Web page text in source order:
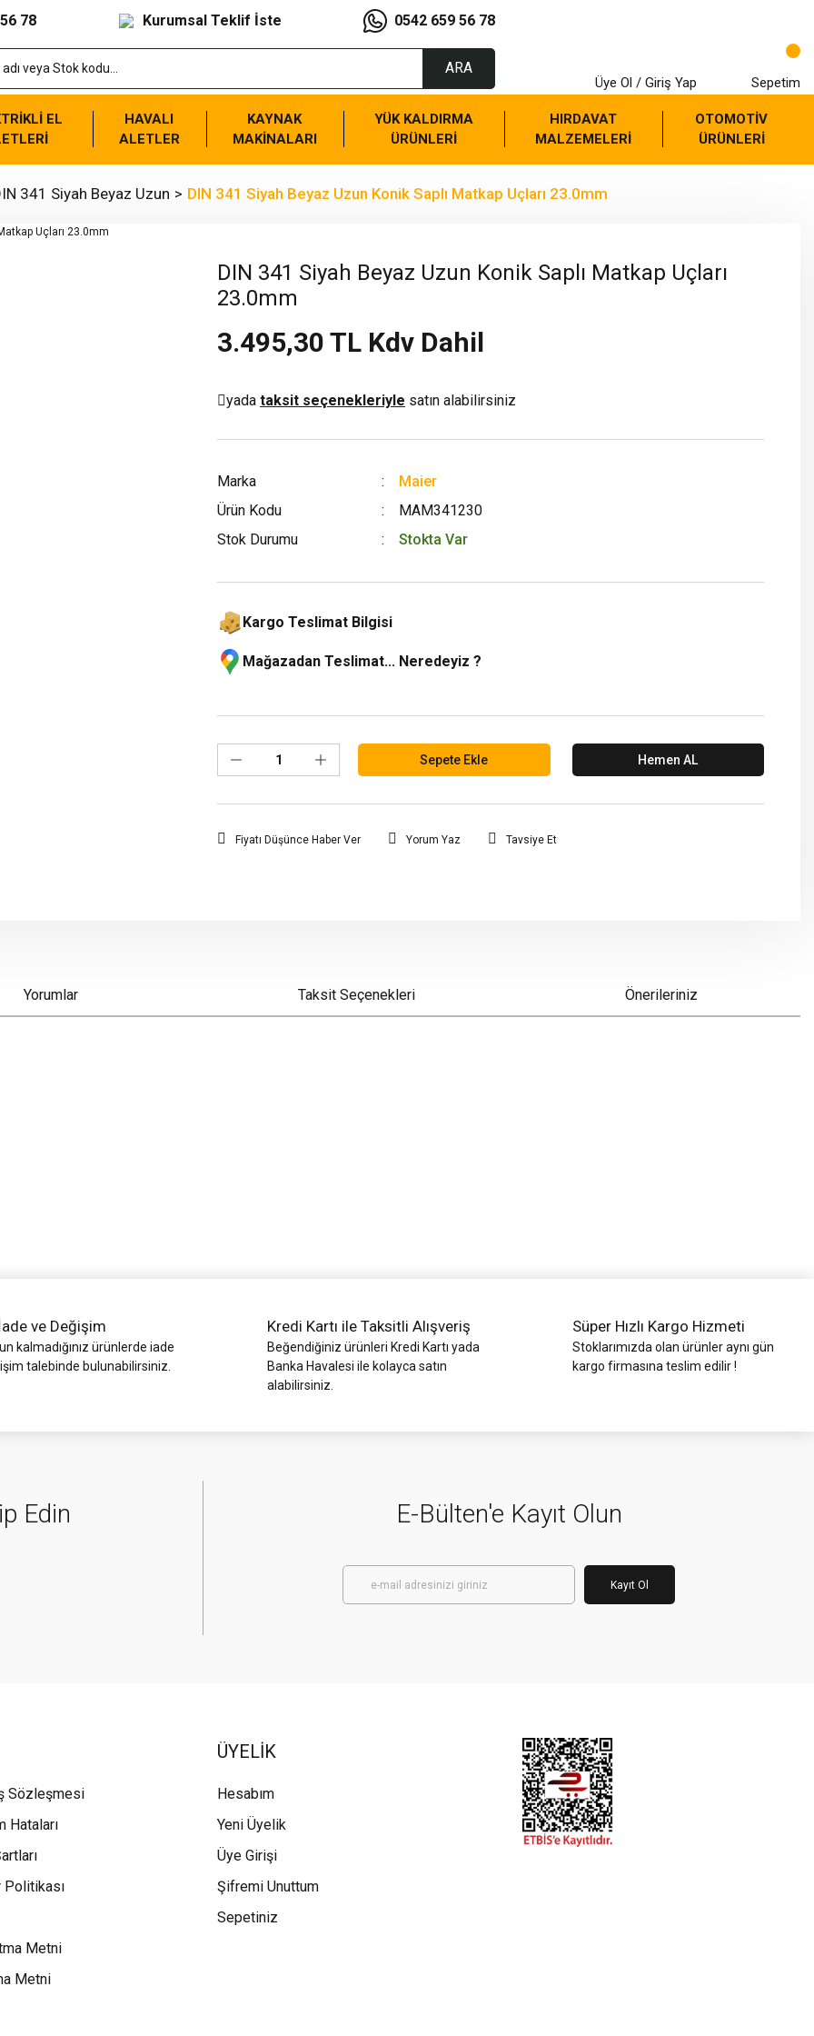
78 Kurumsal Teklif İste 0542 659 56 78
ARA
Üye Ol / Giriş Yap Sepetim
EL
HAVALI
ALETLER
KAYNAK
MAKİNALARI
YÜK KALDIRMA
ÜRÜNLERİ
HIRDAVAT
MALZEMELERİ
OTOMOTİV
ÜRÜNLERİ
341 Siyah Beyaz Uzun DIN 341 Siyah Beyaz Uzun Konik Saplı Matkap Uçları 23.0mm
DIN 341 Siyah Beyaz Uzun Konik Saplı Matkap Uçları
23.0mm
3.495,30 TL Kdv Dahil
yada taksit seçenekleriyle satın alabilirsiniz
Marka
Maier
Ürün Kodu
MAM341230
Stok Durumu
Stokta Var
Kargo Teslimat Bilgisi
Mağazadan Teslimat... Neredeyiz ?
Sepete Ekle Hemen AL
Fiyatı Düşünce Haber Ver Yorum Yaz Tavsiye Et
Yorumlar Taksit Seçenekleri Önerileriniz
ve Değişim
kalmadığınız ürünlerde iade
talebinde bulunabilirsiniz.
Kredi Kartı ile Taksitli Alışveriş
Beğendiğiniz ürünleri Kredi Kartı yada
Banka Havalesi ile kolayca satın
alabilirsiniz.
Süper Hızlı Kargo Hizmeti
Stoklarımızda olan ürünler aynı gün
kargo firmasına teslim edilir !
Edin E-Bülten'e Kayıt Olun
Kayıt Ol
Sözleşmesi
Hataları
Metni
Metni
ÜYELİK
Hesabım
Yeni Üyelik
Üye Girişi
Şifremi Unuttum
Sepetiniz